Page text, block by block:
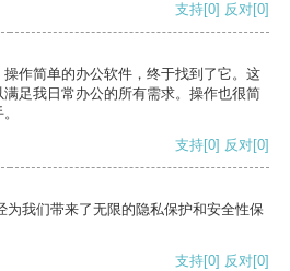
支持[0] 反对[0]
作简单的办公软件，终于找到了它。这
足我日常办公的所有需求。操作也很简
支持[0] 反对[0]
为我们带来了无限的隐私保护和安全性保
支持[0] 反对[0]